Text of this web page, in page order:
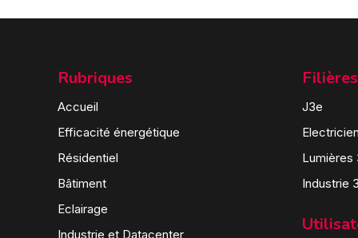
Rubriques
Accueil
Efficacité énergétique
Résidentiel
Bâtiment
Eclairage
Industrie et Datacenter
Filières
J3e
Lumières
Industrie